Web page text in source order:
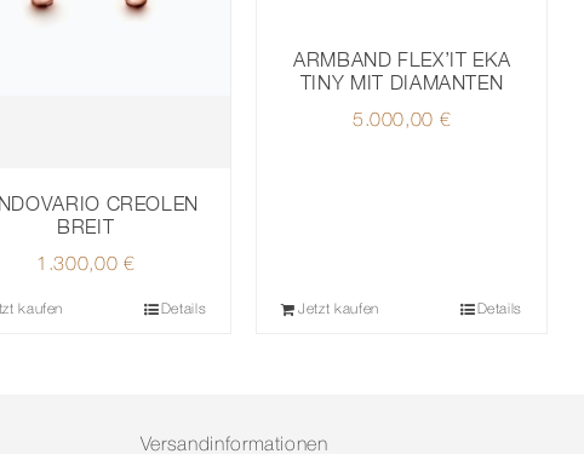
CREOLEN
BREIT
1.300,00 €
kaufen Details
ARMBAND FLEX’IT EKA
TINY MIT DIAMANTEN
5.000,00 €
Jetzt kaufen Details
Versandinformationen